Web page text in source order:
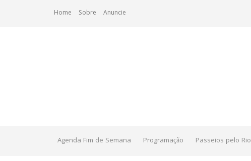
Home Sobre Anuncie
Agenda Fim de Semana Programação Passeios pelo Rio